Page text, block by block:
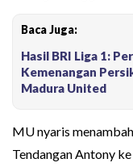
Baca Juga:
Hasil BRI Liga 1:
Kemenangan
Madura United
MU nyaris
Tendangan Antony